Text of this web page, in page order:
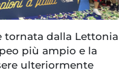
tornata dalla Lettonia
più ampio e la
ulteriormente